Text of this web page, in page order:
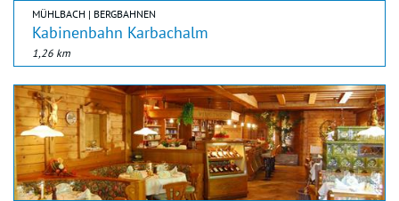
MÜHLBACH | BERGBAHNEN
Kabinenbahn Karbachalm
1,26 km